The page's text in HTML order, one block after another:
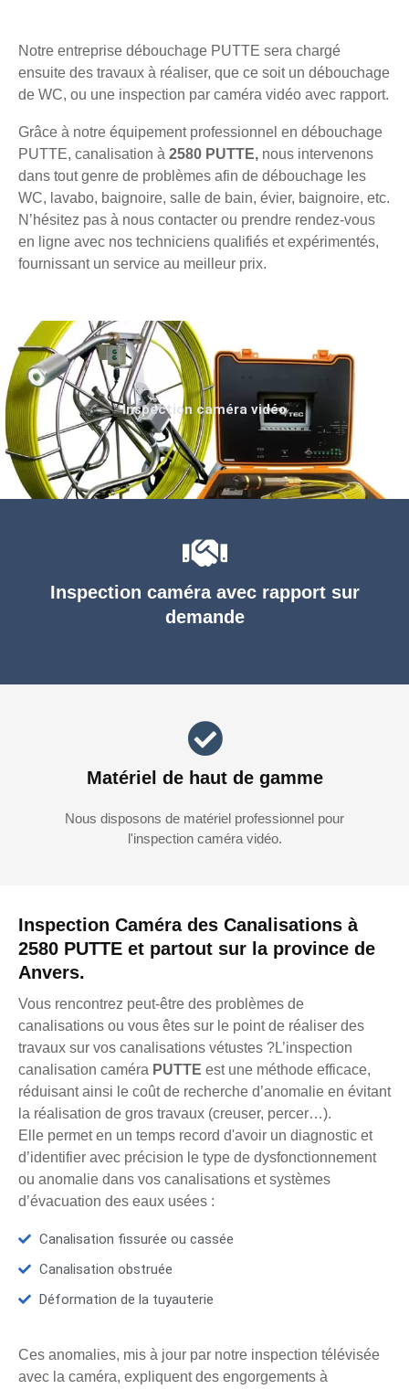
Notre entreprise débouchage PUTTE sera chargé
ensuite des travaux à réaliser, que ce soit un débouchage
de WC, ou une inspection par caméra vidéo avec rapport.
Grâce à notre équipement professionnel en débouchage
PUTTE, canalisation à 2580 PUTTE, nous intervenons
dans tout genre de problèmes afin de débouchage les
WC, lavabo, baignoire, salle de bain, évier, baignoire, etc.
N’hésitez pas à nous contacter ou prendre rendez-vous
en ligne avec nos techniciens qualifiés et expérimentés,
fournissant un service au meilleur prix.
Inspection Caméra des Canalisations à
2580 PUTTE et partout sur la province de
Anvers.
Vous rencontrez peut-être des problèmes de
canalisations ou vous êtes sur le point de réaliser des
travaux sur vos canalisations vétustes ?L’inspection
canalisation caméra PUTTE est une méthode efficace,
réduisant ainsi le coût de recherche d’anomalie en évitant
la réalisation de gros travaux (creuser, percer…).
Elle permet en un temps record d'avoir un diagnostic et
d’identifier avec précision le type de dysfonctionnement
ou anomalie dans vos canalisations et systèmes
d’évacuation des eaux usées :
Canalisation fissurée ou cassée
Canalisation obstruée
Déformation de la tuyauterie
Ces anomalies, mis à jour par notre inspection télévisée
avec la caméra, expliquent des engorgements à
Inspection caméra avec rapport sur
demande
Matériel de haut de gamme
Nous disposons de matériel professionnel pour
l'inspection caméra vidéo.
Inspection caméra vidéo